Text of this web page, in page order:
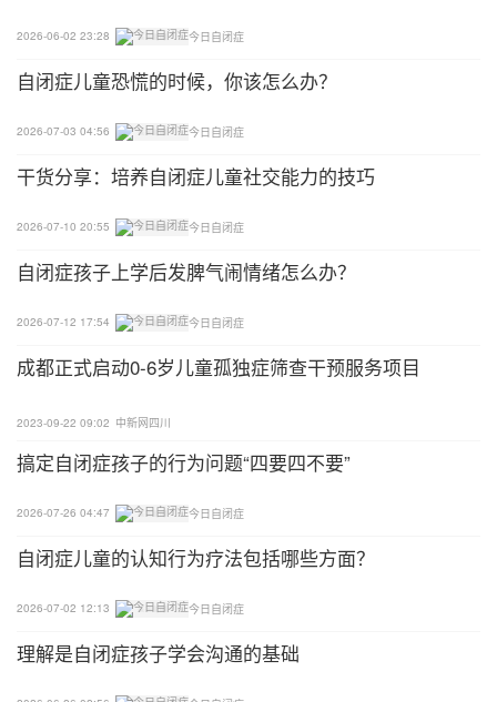
2026-06-02 23:28 今日自闭症
自闭症儿童恐慌的时候，你该怎么办？
2026-07-03 04:56 今日自闭症
干货分享：培养自闭症儿童社交能力的技巧
2026-07-10 20:55 今日自闭症
自闭症孩子上学后发脾气闹情绪怎么办？
2026-07-12 17:54 今日自闭症
成都正式启动0-6岁儿童孤独症筛查干预服务项目
2023-09-22 09:02 中新网四川
搞定自闭症孩子的行为问题“四要四不要”
2026-07-26 04:47 今日自闭症
自闭症儿童的认知行为疗法包括哪些方面？
2026-07-02 12:13 今日自闭症
理解是自闭症孩子学会沟通的基础